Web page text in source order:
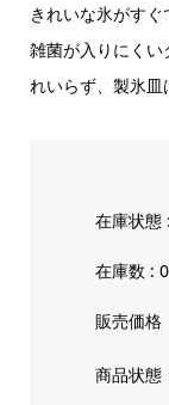
きれいな氷がすぐ
雑菌が入りにくい
れいらず、製氷皿
在庫状態
在庫数 : 0
販売価格
商品状態